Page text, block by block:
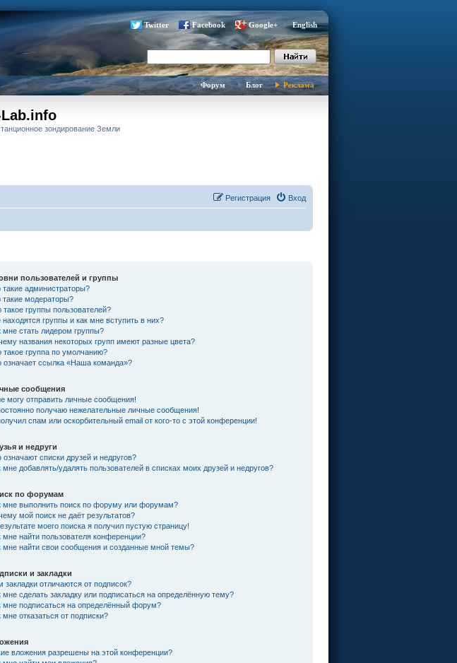
Twitter Facebook Google+ English
Форум Блог Реклама
зондирование Земли
Вход
Регистрация
пользователей и группы
такие администраторы?
такие модераторы?
такое группы пользователей?
находятся группы и как мне вступить в них?
мне стать лидером группы?
названия некоторых групп имеют разные цвета?
такое группа по умолчанию?
означает ссылка «Наша команда»?
сообщения
могу отправить личные сообщения!
получаю нежелательные личные сообщения!
спам или оскорбительный email от кого-то с этой конференции!
и недруги
означают списки друзей и недругов?
мне добавлять/удалять пользователей в списках моих друзей и недругов?
по форумам
мне выполнить поиск по форуму или форумам?
мой поиск не даёт результатов?
моего поиска я получил пустую страницу!
мне найти пользователя конференции?
мне найти свои сообщения и созданные мной темы?
и закладки
закладки отличаются от подписок?
мне сделать закладку или подписаться на определённую тему?
мне подписаться на определённый форум?
мне отказаться от подписки?
вложения разрешены на этой конференции?